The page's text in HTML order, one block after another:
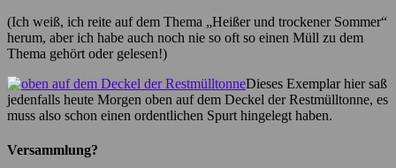
(Ich weiß, ich reite auf dem Thema „Heißer und trockener Sommer“
herum, aber ich habe auch noch nie so oft so einen Müll zu dem
Thema gehört oder gelesen!)
Dieses Exemplar hier saß
jedenfalls heute Morgen oben auf dem Deckel der Restmülltonne, es
muss also schon einen ordentlichen Spurt hingelegt haben.
Versammlung?